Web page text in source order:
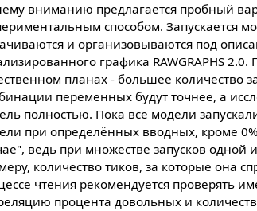
вниманию предлагается пробный
способом. Запускается
и организовываются под
графика RAWGRAPHS
планах - большее количество
переменных будут точнее, а
полностью. Пока все модели
при определённых вводных, кроме
ведь при множестве запусков
количество тиков, за которые она
чтения рекомендуется проверять
процента довольных и